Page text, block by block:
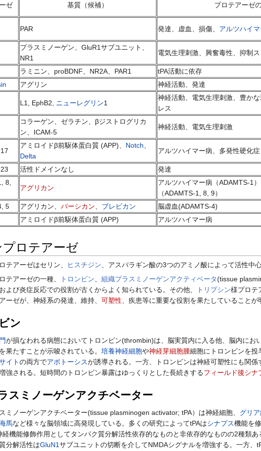
ゼ 基質（候補） プロテアーゼ
PAR 発達、虚血、損傷、 アルツハイ
プラスミノーゲン、GluR1サブユニット、
NR1
電気生理刺激、興奮毒性、抑制
ラミニン、proBDNF、NR2A、PAR1 tPA活動に依存
アグリン 神経活動、発達
L1, EphB2, ニューレグリン1
神経活動、電気生理刺激、豊か
レス
コラーゲン、ゼラチン、βジストログリカ
ン、ICAM-5
神経活動、電気生理刺激
アミロイドβ前駆体蛋白質 (APP)、 Notch
Delta
アルツハイマー病、多発性硬化症
活性ドメインなし 発達
8,
アグリカン
アルツハイマー病（ADAMTS-1）
（ADAMTS-1, 8, 9）
5 アグリカン、 バーシカン ブレビカン 脳虚血(ADAMTS-4)
アミロイドβ前駆体蛋白質 (APP) アルツハイマー病
ロテアーゼ
テアーゼはセリン、 ヒスチジン 、アスパラギン酸の3つのアミノ酸によって活性中
テアーゼの一種、
トロンビン 組織プラスミノーゲンアクティベータ(tissue
よび炎症反応での役割が古くからよく知られている。その他、
トリプシン様プロテ
ーゼが、神経系の発達、維持、 可塑性 、疾患等に重要な役割を果たしていること
ン
が損なわれる病態においてトロンビン(thrombin)は、脳実質内に入る他、脳内に
果たすことが示唆されている。 培養神経細胞や神経芽細胞腫細胞にトロンビンを投
イトの両方でアポトーシスが誘導される。一方、トロンビンは神経可塑性にも関
強される。短時間のトロンビン暴露はゆっくりとした長続きするフィールド後シナ
スミノーゲンアクチベーター
ミノーゲンアクチベーター(tissue plasminogen activator; tPA）は神経細胞、 グリ
馬など様々な脳領域に高発現している。多くの研究によってtPAはシナプス機能を
経機能修飾作用としてタンパク質分解活性依存的なものと非依存的なものの2種類
分解活性はGluN1サブユニットの切断を介してNMDAシグナルを増強する。一方、